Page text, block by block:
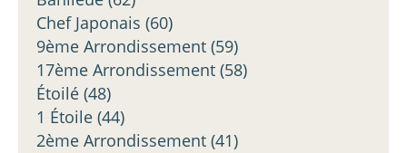
Chef Japonais (60)
9ème Arrondissement (59)
17ème Arrondissement (58)
Étoilé (48)
1 Étoile (44)
2ème Arrondissement (41)